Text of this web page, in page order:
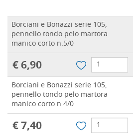
Borciani e Bonazzi serie 105,
pennello tondo pelo martora
manico corto n.5/0
€ 6,90
Borciani e Bonazzi serie 105,
pennello tondo pelo martora
manico corto n.4/0
€ 7,40